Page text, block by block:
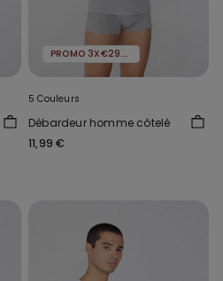
PROMO 3X€29.99
5 Couleurs
Débardeur homme côtelé
11,99 €